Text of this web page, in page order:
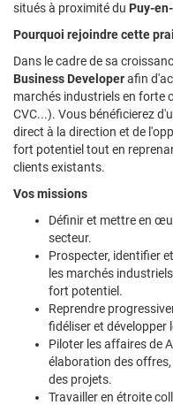
situés à proximité du Puy-
Pourquoi rejoindre cette
Dans le cadre de sa
Business Developerafin
marchés industriels en forte
CVC...). Vous bénéficierez
direct à la direction et de
fort potentiel tout en
clients existants.
Vos missions
Définir et mettre en
secteur.
Prospecter, identifier
les marchés
fort potentiel.
Reprendre
fidéliser et développer
Piloter les affaires de
élaboration des
des projets.
Travailler en étroite